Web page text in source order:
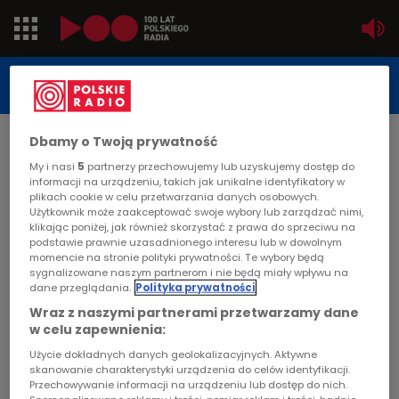
Jedynka
Trójka
Czwórka
PR24
Poland
Kierowcy
Dzieci
STUDIO REPORTAŻU
POLSKIEGO RADIA
DATA PUBLIKACJI:
2012-11-21
STRONA GŁÓWNA>ARTYKUŁ
Jest, ale nie ma
STUDIO REPORTAŻU I DOKUMENTU
Dbamy o Twoją prywatność
My i nasi 5 partnerzy przechowujemy lub uzyskujemy dostęp do
informacji na urządzeniu, takich jak unikalne identyfikatory w
plikach cookie w celu przetwarzania danych osobowych.
Użytkownik może zaakceptować swoje wybory lub zarządzać nimi,
klikając poniżej, jak również skorzystać z prawa do sprzeciwu na
podstawie prawnie uzasadnionego interesu lub w dowolnym
momencie na stronie polityki prywatności. Te wybory będą
sygnalizowane naszym partnerom i nie będą miały wpływu na
dane przeglądania. Polityka prywatności
Wraz z naszymi partnerami przetwarzamy dane
w celu zapewnienia:
Użycie dokładnych danych geolokalizacyjnych. Aktywne
skanowanie charakterystyki urządzenia do celów identyfikacji.
Przechowywanie informacji na urządzeniu lub dostęp do nich.